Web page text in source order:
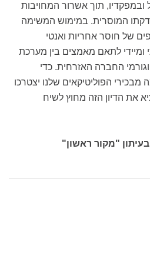
תוך אשרור המחויבות
המוסרית. במימוש המשימה
של חוסר אחריות ואנטי
ומיידי לתאם מאמצים בין מערכת
החברה האזרחית. כדי
הפוליטיקאים שלנו יצטרכו
את הדיון הזה מחוץ לשיח
"מקור ראשון"